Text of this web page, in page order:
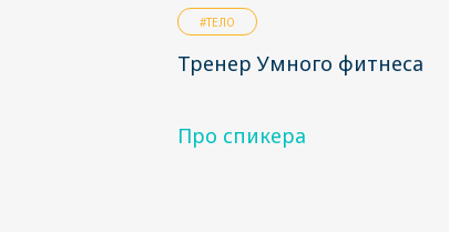
#ТЕЛО
Тренер Умного фитнеса
Про спикера